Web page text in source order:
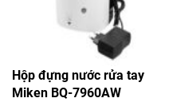
Hộp đựng nước rửa tay
Miken BQ-7960AW